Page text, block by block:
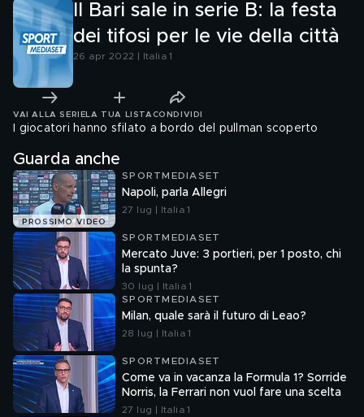
Il Bari sale in serie B: la festa
dei tifosi per le vie della città
26 apr 2022 | Italia 1
VAI ALLA SERIE LA TUA LISTA CONDIVIDI
I giocatori hanno sfilato a bordo del pullman scoperto
Guarda anche
PROSSIMO VIDEO
SPORTMEDIASET
Napoli, parla Allegri
27 lug | Italia 1
SPORTMEDIASET
Mercato Juve: 3 portieri, per 1 posto, chi
la spunta?
30 lug | Italia 1
SPORTMEDIASET
Milan, quale sarà il futuro di Leao?
28 lug | Italia 1
SPORTMEDIASET
Come va in vacanza la Formula 1? Sorride
Norris, la Ferrari non vuol fare una scelta
27 lug | Italia 1